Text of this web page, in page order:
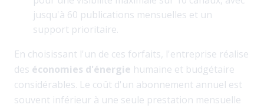
jusqu'à 60 publications mensuelles et un
support prioritaire.
En choisissant l'un de ces forfaits, l'entreprise réalise
des économies d'énergie humaine et budgétaire
considérables. Le coût d'un abonnement annuel est
souvent inférieur à une seule prestation mensuelle